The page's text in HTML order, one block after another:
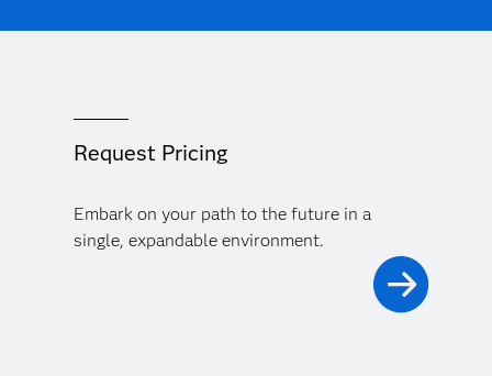
Request Pricing
Embark on your path to the future in a
single, expandable environment.